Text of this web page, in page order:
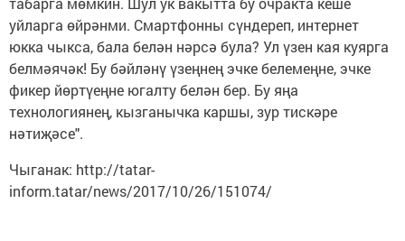
уйларга өйрәнми. Смартфонны сүндереп, интернет
юкка чыкса, бала белән нәрсә була? Ул үзен кая куярга
белмәячәк! Бу бәйләнү үзеңнең эчке белемеңне, эчке
фикер йөртүеңне югалту белән бер. Бу яңа
технологиянең, кызганычка каршы, зур тискәре
нәтиҗәсе".
Чыганак: http://tatar-
inform.tatar/news/2017/10/26/151074/